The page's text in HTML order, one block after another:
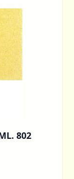
802